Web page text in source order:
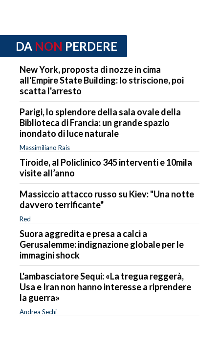
DA NON PERDERE
New York, proposta di nozze in cima
all'Empire State Building: lo striscione, poi
scatta l'arresto
Parigi, lo splendore della sala ovale della
Biblioteca di Francia: un grande spazio
inondato di luce naturale
Massimiliano Rais
Tiroide, al Policlinico 345 interventi e 10mila
visite all’anno
Massiccio attacco russo su Kiev: "Una notte
davvero terrificante"
Red
Suora aggredita e presa a calci a
Gerusalemme: indignazione globale per le
immagini shock
L'ambasciatore Sequi: «La tregua reggerà,
Usa e Iran non hanno interesse a riprendere
la guerra»
Andrea Sechi